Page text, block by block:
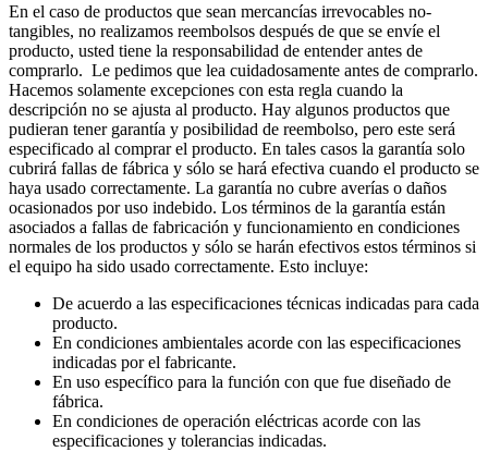
En el caso de productos que sean mercancías irrevocables no-
tangibles, no realizamos reembolsos después de que se envíe el
producto, usted tiene la responsabilidad de entender antes de
comprarlo. Le pedimos que lea cuidadosamente antes de comprarlo.
Hacemos solamente excepciones con esta regla cuando la
descripción no se ajusta al producto. Hay algunos productos que
pudieran tener garantía y posibilidad de reembolso, pero este será
especificado al comprar el producto. En tales casos la garantía solo
cubrirá fallas de fábrica y sólo se hará efectiva cuando el producto se
haya usado correctamente. La garantía no cubre averías o daños
ocasionados por uso indebido. Los términos de la garantía están
asociados a fallas de fabricación y funcionamiento en condiciones
normales de los productos y sólo se harán efectivos estos términos si
el equipo ha sido usado correctamente. Esto incluye:
De acuerdo a las especificaciones técnicas indicadas para cada
producto.
En condiciones ambientales acorde con las especificaciones
indicadas por el fabricante.
En uso específico para la función con que fue diseñado de
fábrica.
En condiciones de operación eléctricas acorde con las
especificaciones y tolerancias indicadas.